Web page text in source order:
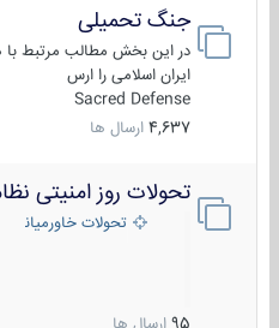
جنگ تحمیلی
در این بخش مطالب مرتبط
ایران اسلامی را ارس
Sacred Defense
4,637 ارسال ها
تحولات روز امنیتی
تحولات خاورمیانه